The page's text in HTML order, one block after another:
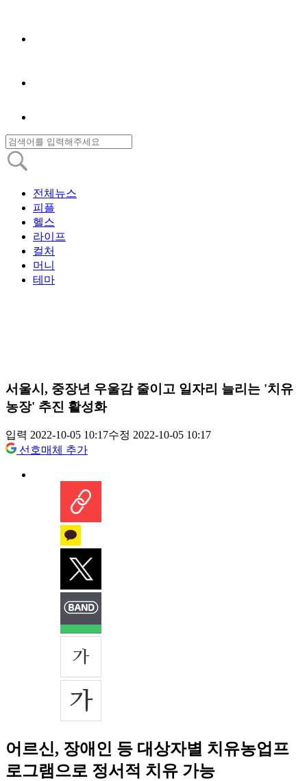
전체뉴스
피플
헬스
라이프
컬처
머니
테마
서울시, 중장년 우울감 줄이고 일자리 늘리는 '치유
농장' 추진 활성화
입력 2022-10-05 10:17수정 2022-10-05 10:17
선호매체 추가
어르신, 장애인 등 대상자별 치유농업프
로그램으로 정서적 치유 가능